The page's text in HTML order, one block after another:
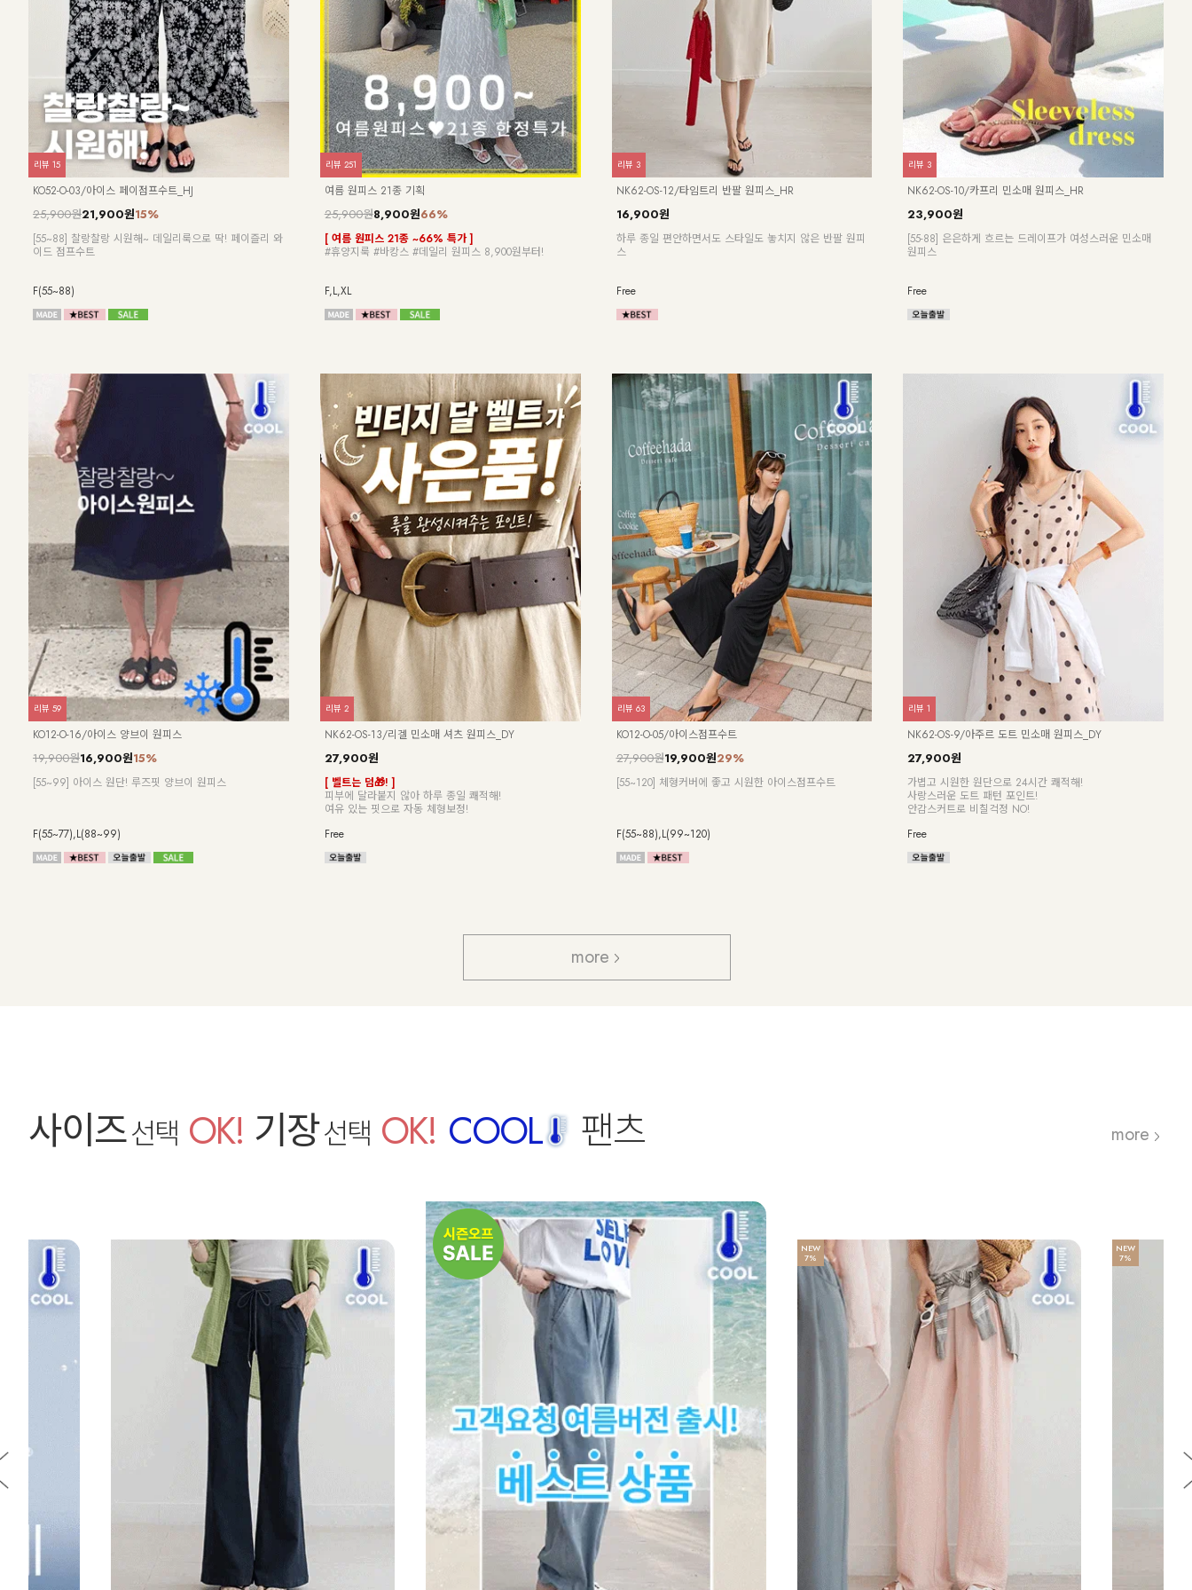
KO52-O-03/아이스 페이점프수트_HJ
15%
25,900원21,900원
[55~88] 찰랑찰랑 시원해~ 데일리룩으로 딱! 페이즐리 와
이드 점프수트
F(55~88)
리뷰 15
여름 원피스 21종 기획
66%
25,900원8,900원
[ 여름 원피스 21종 ~66% 특가 ]
#휴양지룩 #바캉스 #데일리 원피스 8,900원부터!
F,L,XL
리뷰 251
NK62-OS-12/타임트리 반팔 원피스_HR
16,900원
하루 종일 편안하면서도 스타일도 놓치지 않은 반팔 원피
스
Free
리뷰 3
NK62-OS-10/카프리 민소매 원피스_HR
23,900원
[55-88] 은은하게 흐르는 드레이프가 여성스러운 민소매
원피스
Free
리뷰 3
KO12-O-16/아이스 양브이 원피스
15%
19,900원16,900원
[55~99] 아이스 원단! 루즈핏 양브이 원피스
F(55~77),L(88~99)
리뷰 59
NK62-OS-13/리겔 민소매 셔츠 원피스_DY
27,900원
[ 벨트는 덤🎁! ]
피부에 달라붙지 않아 하루 종일 쾌적해!
여유 있는 핏으로 자동 체형보정!
Free
리뷰 2
KO12-O-05/아이스점프수트
29%
27,900원19,900원
[55~120] 체형커버에 좋고 시원한 아이스점프수트
F(55~88),L(99~120)
리뷰 63
NK62-OS-9/아주르 도트 민소매 원피스_DY
27,900원
가볍고 시원한 원단으로 24시간 쾌적해!
사랑스러운 도트 패턴 포인트!
안감스커트로 비칠걱정 NO!
Free
리뷰1
more
사이즈선택 OK! 기장선택 OK! COOL 팬츠 more
NEW